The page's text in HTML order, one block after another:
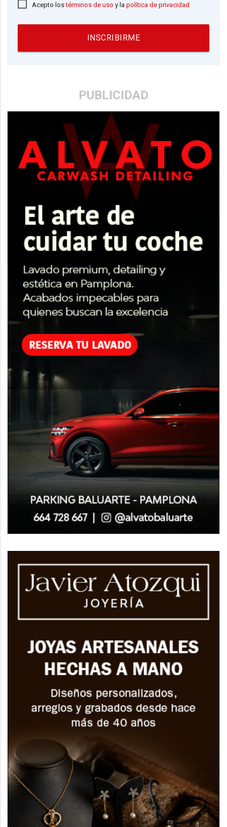
Acepto lostérminos de uso y lapolítica de privacidad
INSCRIBIRME
PUBLICIDAD